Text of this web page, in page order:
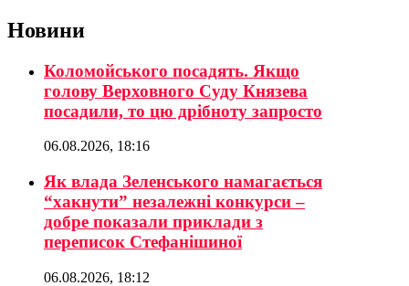
Новини
Коломойського посадять. Якщо
голову Верховного Суду Князева
посадили, то цю дрібноту запросто
06.08.2026, 18:16
Як влада Зеленського намагається
“хакнути” незалежні конкурси –
добре показали приклади з
переписок Стефанішиної
06.08.2026, 18:12